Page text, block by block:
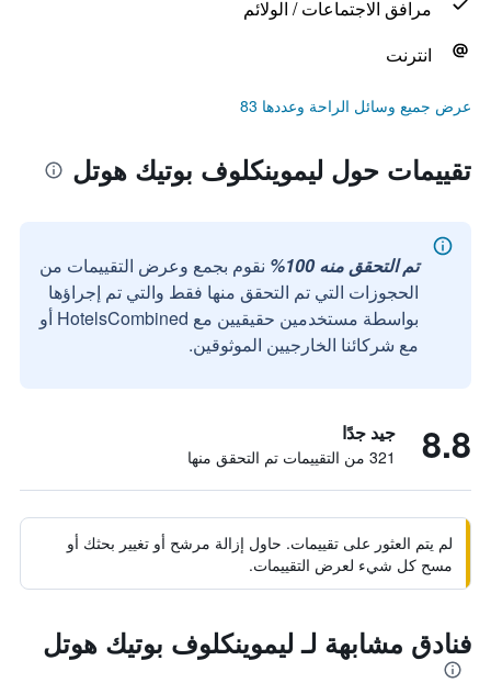
مرافق الاجتماعات / الولائم
انترنت
عرض جميع وسائل الراحة وعددها 83
تقييمات حول ليموينكلوف بوتيك هوتل
تم التحقق منه 100%
نقوم بجمع وعرض التقييمات من
الحجوزات التي تم التحقق منها فقط والتي تم إجراؤها
بواسطة مستخدمين حقيقيين مع HotelsCombined أو
مع شركائنا الخارجيين الموثوقين.
8.8 جيد جدًا
321 من التقييمات تم التحقق منها
لم يتم العثور على تقييمات. حاول إزالة مرشح أو تغيير بحثك أو
مسح كل شيء لعرض التقييمات.
فنادق مشابهة لـ ليموينكلوف بوتيك هوتل